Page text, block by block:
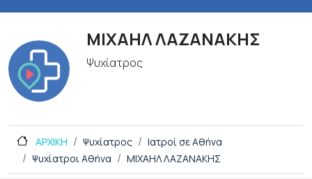
ΜΙΧΑΗΛ ΛΑΖΑΝΑΚΗΣ
Ψυχίατρος
ΑΡΧΙΚΗ Ψυχίατρος
Ιατροί σε Αθήνα
Ψυχίατροι Αθήνα
ΜΙΧΑΗΛ ΛΑΖΑΝΑΚΗΣ